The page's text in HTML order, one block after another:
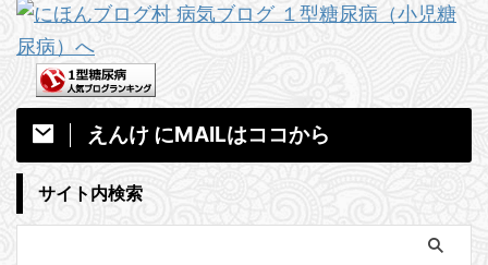
えんけ にMAILはココから
サイト内検索